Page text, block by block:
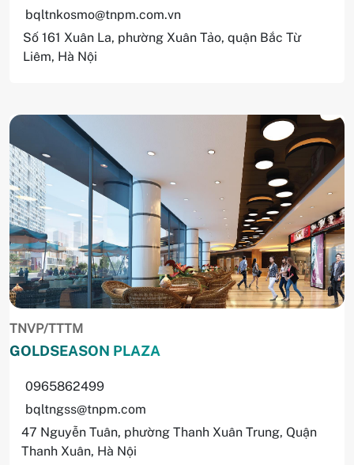
bqltnkosmo@tnpm.com.vn
Số 161 Xuân La, phường Xuân Tảo, quận Bắc Từ
Liêm, Hà Nội
TNVP/TTTM
GOLDSEASON PLAZA
0965862499
bqltngss@tnpm.com
47 Nguyễn Tuân, phường Thanh Xuân Trung, Quận
Thanh Xuân, Hà Nội